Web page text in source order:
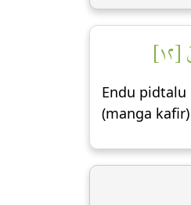
Endu
(manga